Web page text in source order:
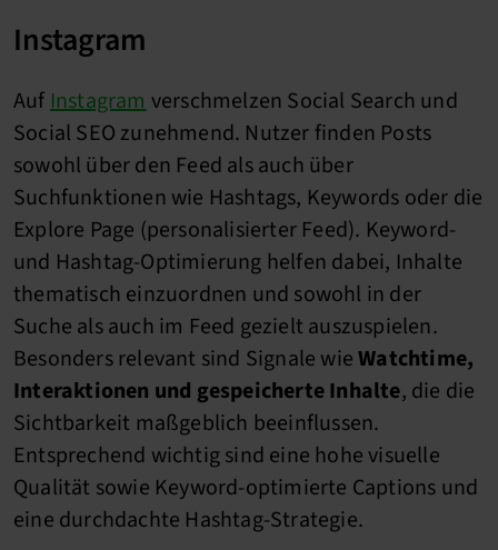
Instagram
AufInstagramverschmelzen Social Search und
Social SEO zunehmend. Nutzer finden Posts
sowohl über den Feed als auch über
Suchfunktionen wie Hashtags, Keywords oder die
Explore Page (personalisierter Feed). Keyword-
und Hashtag-Optimierung helfen dabei, Inhalte
thematisch einzuordnen und sowohl in der
Suche als auch im Feed gezielt auszuspielen.
Besonders relevant sind Signale wieWatchtime,
Interaktionen und gespeicherte Inhalte, die die
Sichtbarkeit maßgeblich beeinflussen.
Entsprechend wichtig sind eine hohe visuelle
Qualität sowie Keyword-optimierte Captions und
eine durchdachte Hashtag-Strategie.